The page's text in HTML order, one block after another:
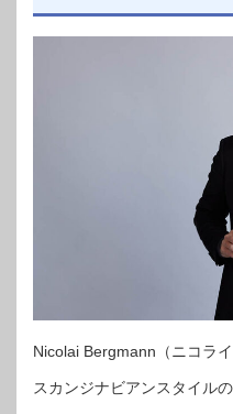
Nicolai Bergmann（ニコライ
スカンジナビアンスタイル